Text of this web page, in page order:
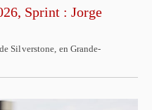
Sprint : Jorge
Silverstone, en Grande-